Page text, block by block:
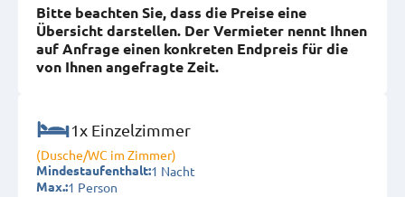
Bitte beachten Sie, dass die Preise eine
Übersicht darstellen. Der Vermieter nennt Ihnen
auf Anfrage einen konkreten Endpreis für die
von Ihnen angefragte Zeit.
1x Einzelzimmer
(Dusche/WC im Zimmer)
Mindestaufenthalt:1 Nacht
Max.:1 Person